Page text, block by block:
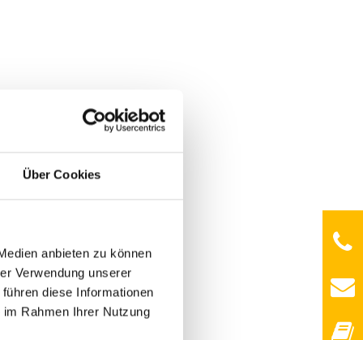
Über Cookies
anbieten zu können
Verwendung unserer
diese Informationen
Rahmen Ihrer Nutzung